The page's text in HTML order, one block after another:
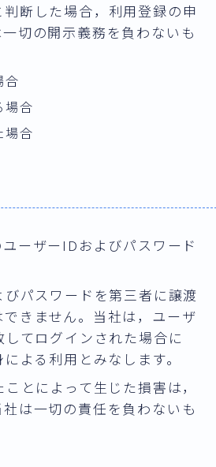
断した場合，利用登録の申
切の開示義務を負わないも
合
場合
場合
ーザーIDおよびパスワード
パスワードを第三者に譲渡
きません。当社は，ユーザ
てログインされた場合に
よる利用とみなします。
とによって生じた損害は，
は一切の責任を負わないも